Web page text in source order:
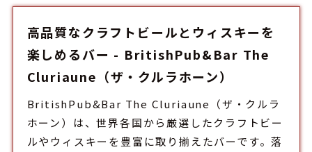
高品質なクラフトビールとウィスキーを
楽しめるバー - BritishPub&Bar The
Cluriaune（ザ・クルラホーン）
BritishPub&Bar The Cluriaune（ザ・クルラ
ホーン）は、世界各国から厳選したクラフトビー
ルやウィスキーを豊富に取り揃えたバーです。落